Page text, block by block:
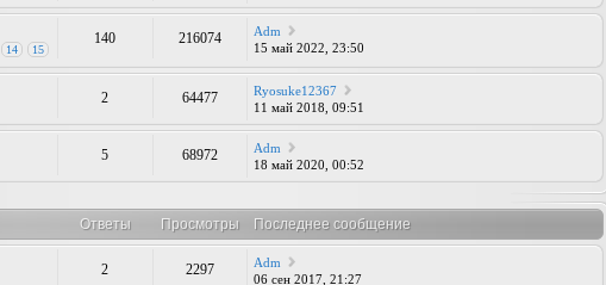
14 15
140 216074
Adm
15 май 2022, 23:50
2 64477
Ryosuke12367
11 май 2018, 09:51
5 68972
Adm
18 май 2020, 00:52
Ответы Просмотры Последнее сообщение
2 2297
Adm
06 сен 2017, 21:27